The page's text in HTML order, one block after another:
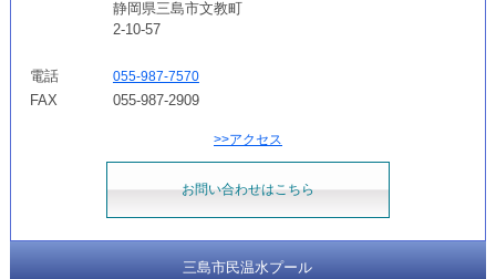
静岡県三島市文教町
2-10-57
電話 055-987-7570
FAX 055-987-2909
>>アクセス
お問い合わせはこちら
三島市民温水プール